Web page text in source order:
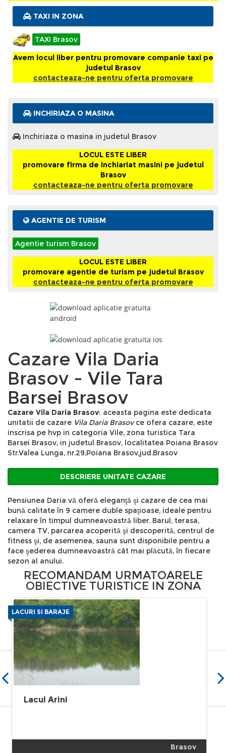
TAXI IN ZONA
TAXI Brasov
Avem locul liber pentru promovare companie taxi pe
judetul Brasov
contacteaza-ne pentru oferta promovare
INCHIRIAZA O MASINA
Inchiriaza o masina in judetul Brasov
LOCUL ESTE LIBER
promovare firma de inchiariat masini pe judetul
Brasov
contacteaza-ne pentru oferta promovare
AGENTIE DE TURISM
Agentie turism Brasov
LOCUL ESTE LIBER
promovare agentie de turism pe judetul Brasov
contacteaza-ne pentru oferta promovare
Cazare Vila Daria
Brasov - Vile Tara
Barsei Brasov
Cazare Vila Daria Brasov: aceasta pagina este dedicata
unitatii de cazare Vila Daria Brasovce ofera cazare, este
inscrisa pe hvp in categoria Vile, zona turistica Tara
Barsei Brasov, in judetul Brasov, localitatea Poiana Brasov
Str.Valea Lunga, nr.29,Poiana Brasov,jud.Brasov
DESCRIERE UNITATE CAZARE
Pensiunea Daria vă oferă eleganţă şi cazare de cea mai
bună calitate în 9 camere duble spaţioase, ideale pentru
relaxare în timpul dumneavoastră liber. Barul, terasa,
camera TV, parcarea acoperită şi descoperită, centrul de
fitness şi, de asemenea, sauna sunt disponibile pentru a
face şederea dumneavoastră cât mai plăcută, în fiecare
sezon al anului.
RECOMANDAM URMATOARELE
OBIECTIVE TURISTICE IN ZONA
LACURI SI BARAJE
Lacul Arini
Brasov